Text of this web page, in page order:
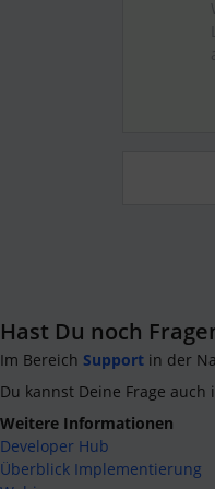
Hast Du noch
Im Bereich Support in der
Du kannst Deine Frage auch
Weitere Informationen
Developer Hub
Überblick Implementierung